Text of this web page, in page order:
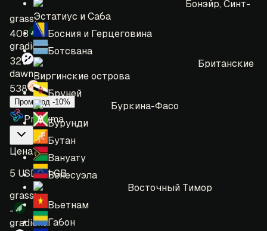
Бонэйр, Синт-
Эстатиус и Саба
Босния и Герцеговина
Ботсвана
Британские
Виргинские острова
Бруней
Буркина-Фасо
Бурунди
Бутан
Вануату
Венесуэла
Восточный Тимор
Вьетнам
Габон
grass:
403
gradient:
32
dawn:
538
Промокод -10%
Proxyma
Цена:
5 USD = 1 GB
grass:
-
gradient: